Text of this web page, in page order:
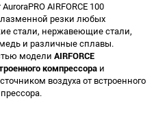
AIRFORCE 100
резки любых
стали, нержавеющие стали,
и различные сплавы.
модели AIRFORCE
компрессора и
воздуха от встроенного